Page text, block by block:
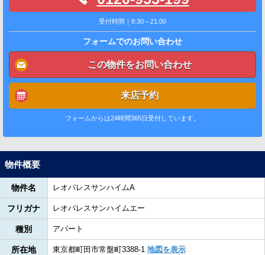
受付時間｜8:30～21:00
フォームでのお問い合わせ
この物件をお問い合わせ
来店予約
フォームからは24時間365日受付しています。
物件概要
物件名 レオパレスサンハイムA
フリガナ レオパレスサンハイムエー
種別 アパート
所在地 東京都町田市常盤町3388-1 地図を表示